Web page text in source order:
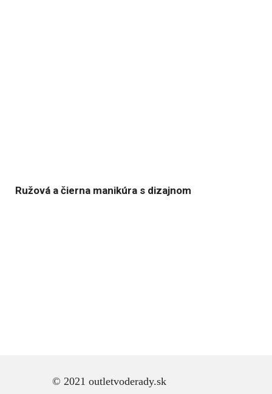
Ružová a čierna manikúra s dizajnom
© 2021 outletvoderady.sk